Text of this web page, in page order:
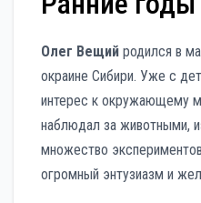
Олег Вещий родился в
окраине Сибири. Уже с
интерес к окружающему
наблюдал за животными,
множество
огромный энтузиазм и